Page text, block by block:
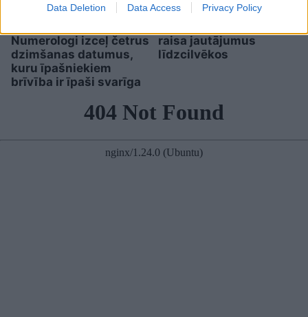
Data Deletion Data Access Privacy Policy
darbs no 9.00 līdz
Numerologi izceļ četrus
dzimšanas datumus,
kuru īpašniekiem
brīvība ir īpaši svarīga
“Nabaga cilvēki…”
raisa jautājumus
līdzcilvēkos